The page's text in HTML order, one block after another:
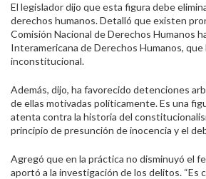
El legislador dijo que esta figura debe
derechos humanos. Detalló que existen
Comisión Nacional de Derechos Humanos
Interamericana de Derechos Humanos, que
inconstitucional.
Además, dijo, ha favorecido detenciones
de ellas motivadas políticamente. Es una
atenta contra la historia del
principio de presunción de inocencia y el
Agregó que en la práctica no disminuyó el
aportó a la investigación de los delitos. “Es